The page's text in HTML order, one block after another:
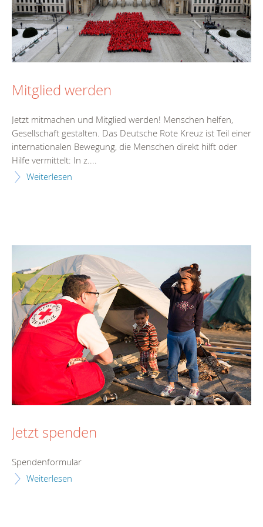
Mitglied werden
Jetzt mitmachen und Mitglied werden! Menschen helfen,
Gesellschaft gestalten. Das Deutsche Rote Kreuz ist Teil einer
internationalen Bewegung, die Menschen direkt hilft oder
Hilfe vermittelt: In z....
Weiterlesen
Jetzt spenden
Spendenformular
Weiterlesen